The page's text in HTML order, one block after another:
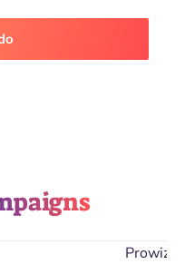
Prowizja